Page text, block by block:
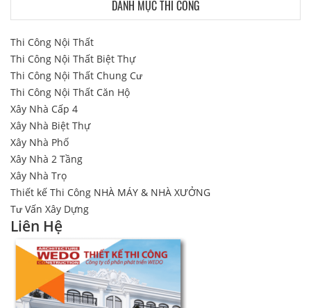
DANH MỤC THI CÔNG
Thi Công Nội Thất
Thi Công Nội Thất Biệt Thự
Thi Công Nội Thất Chung Cư
Thi Công Nội Thất Căn Hộ
Xây Nhà Cấp 4
Xây Nhà Biệt Thự
Xây Nhà Phố
Xây Nhà 2 Tầng
Xây Nhà Trọ
Thiết kế Thi Công NHÀ MÁY & NHÀ XƯỞNG
Tư Vấn Xây Dựng
Liên Hệ